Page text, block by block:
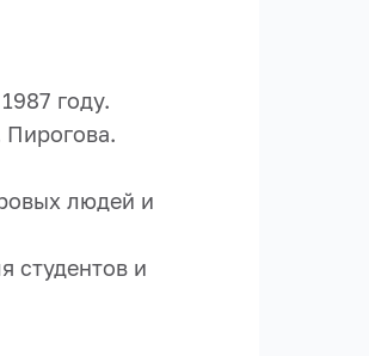
году.
людей и
студентов и